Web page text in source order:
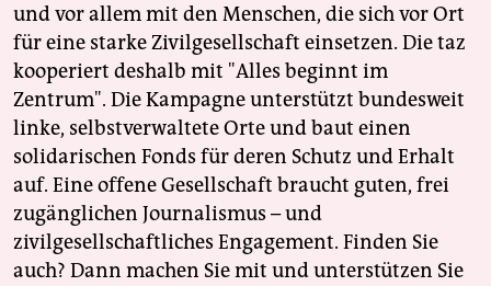
und vor allem mit den Menschen, die sich vor Ort
für eine starke Zivilgesellschaft einsetzen. Die taz
kooperiert deshalb mit "Alles beginnt im
Zentrum". Die Kampagne unterstützt bundesweit
linke, selbstverwaltete Orte und baut einen
solidarischen Fonds für deren Schutz und Erhalt
auf. Eine offene Gesellschaft braucht guten, frei
zugänglichen Journalismus – und
zivilgesellschaftliches Engagement. Finden Sie
auch? Dann machen Sie mit und unterstützen Sie